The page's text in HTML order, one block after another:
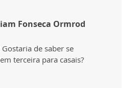
Fonseca Ormrod
de saber se
terceira para casais?